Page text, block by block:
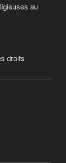
tous les
la
les
au
droits